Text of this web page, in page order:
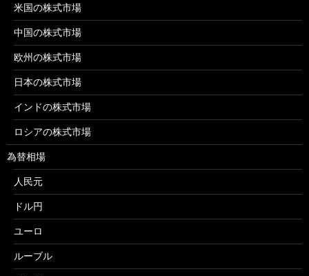
米国の株式市場
中国の株式市場
欧州の株式市場
日本の株式市場
インドの株式市場
ロシアの株式市場
為替相場
人民元
ドル円
ユーロ
ルーブル